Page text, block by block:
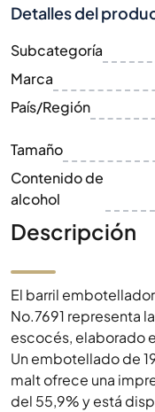
Detalles del
Subcategoría
Marca
País/Región
Tamaño
Contenido de
alcohol
Descripción
El barril
No.7691 representa
escocés, elaborado
Un embotellado de
malt ofrece una
del 55,9% y está